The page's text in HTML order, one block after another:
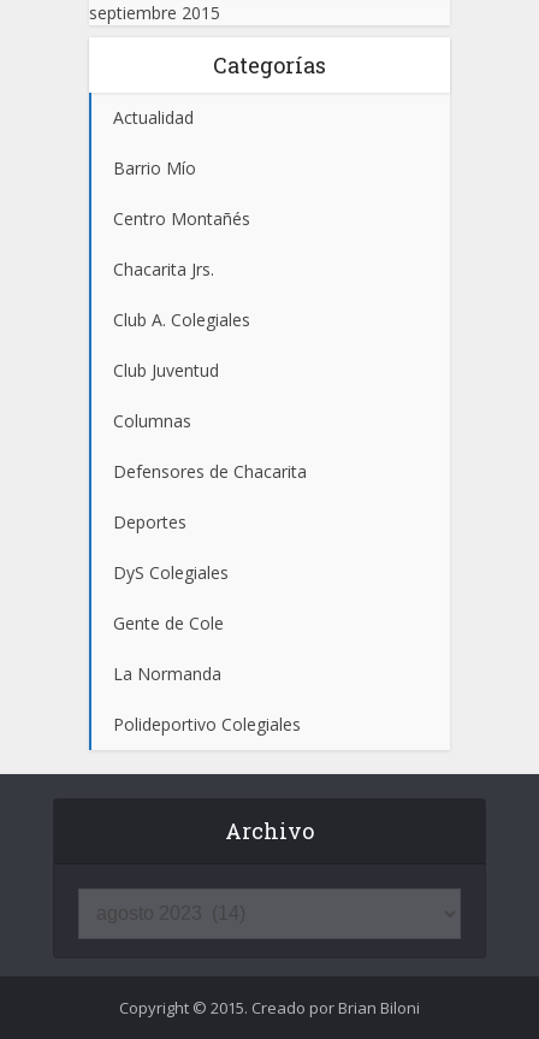
septiembre 2015
Categorías
Actualidad
Barrio Mío
Centro Montañés
Chacarita Jrs.
Club A. Colegiales
Club Juventud
Columnas
Defensores de Chacarita
Deportes
DyS Colegiales
Gente de Cole
La Normanda
Polideportivo Colegiales
Archivo
Copyright © 2015. Creado por Brian Biloni